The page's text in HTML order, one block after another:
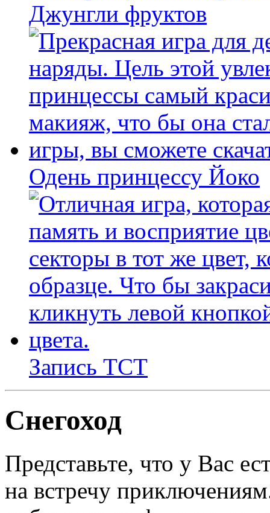
Джунгли фруктов
Одень принцессу Йоко
Запись ТСТ
Снегоход
Представьте, что у Вас
на встречу